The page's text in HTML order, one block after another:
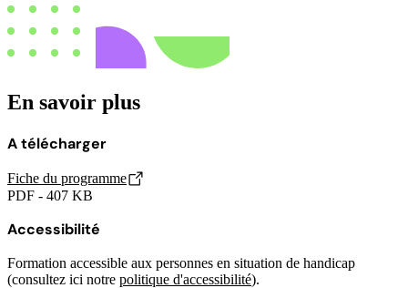
En savoir plus
A télécharger
Fiche du programme
PDF - 407 KB
Accessibilité
Formation accessible aux personnes en situation de handicap
(consultez ici notre politique d'accessibilité).